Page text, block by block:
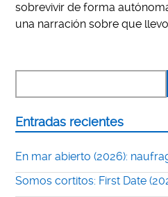
sobrevivir de forma
una narración sobre que llevo
Entradas recientes
En mar abierto (2026):
Somos cortitos: First Date